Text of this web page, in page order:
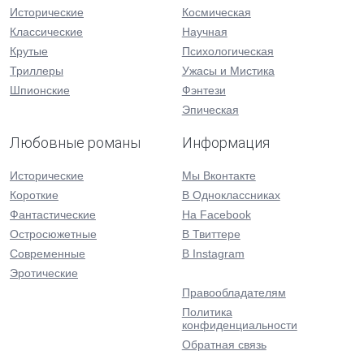
Исторические
Классические
Крутые
Триллеры
Шпионские
Космическая
Научная
Психологическая
Ужасы и Мистика
Фэнтези
Эпическая
Любовные романы
Исторические
Короткие
Фантастические
Остросюжетные
Современные
Эротические
Информация
Мы Вконтакте
В Одноклассниках
На Facebook
В Твиттере
В Instagram
Правообладателям
Политика
конфиденциальности
Обратная связь